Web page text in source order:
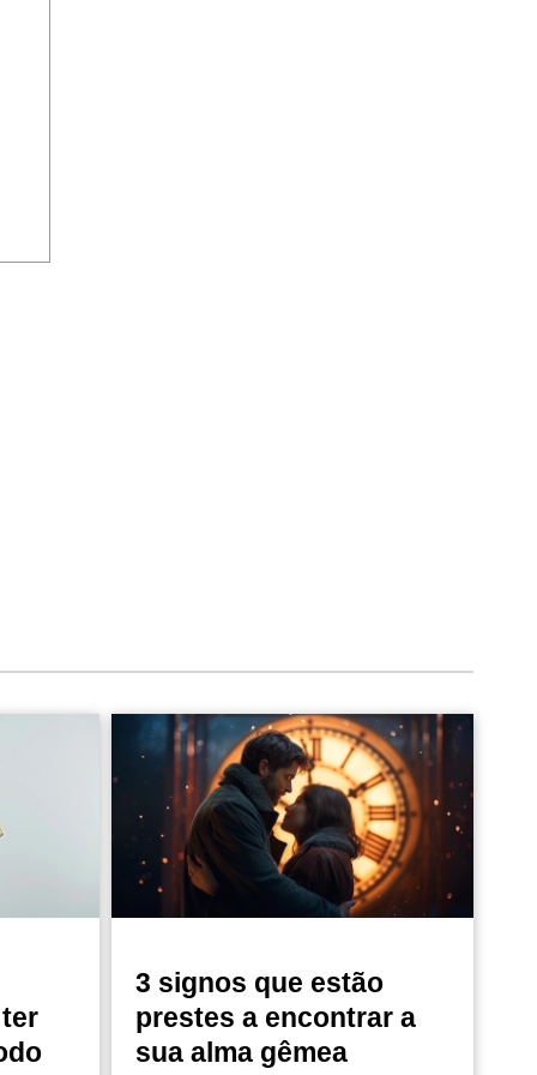
3 signos que estão
prestes a encontrar a
sua alma gêmea